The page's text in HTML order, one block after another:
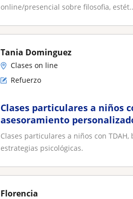
online/presencial sobre filosofia,
Tania Dominguez
Clases on line
Refuerzo
Clases particulares a niños
asesoramiento
estrategias psicológicas
Clases particulares a niños con
estrategias psicológicas.
Florencia